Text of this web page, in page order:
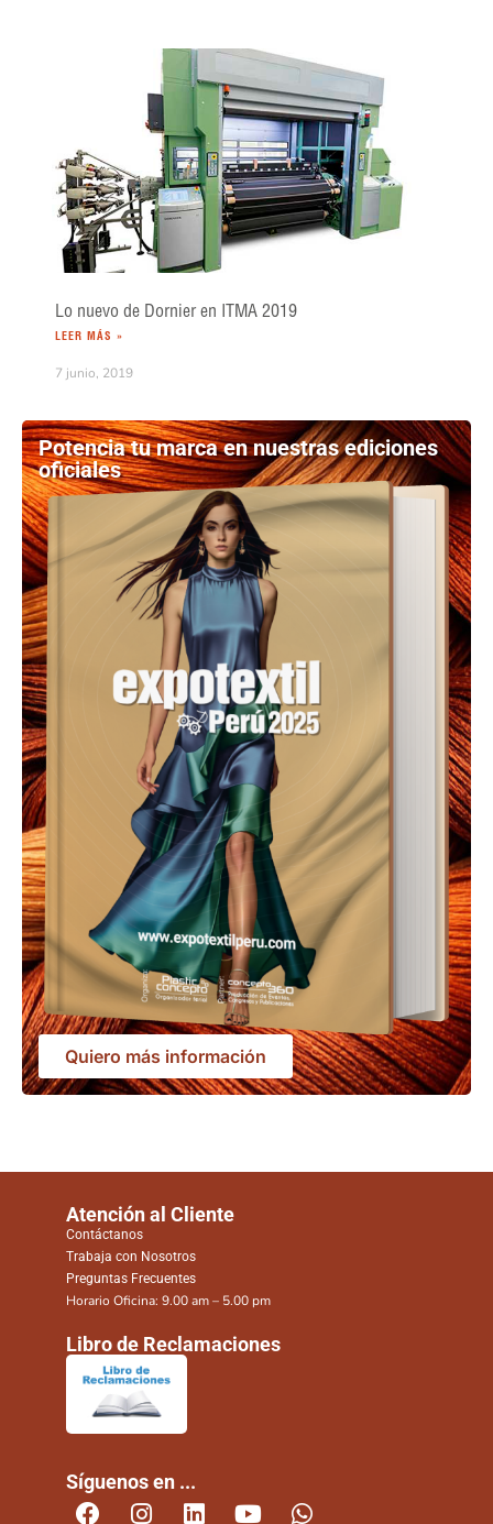
Lo nuevo de Dornier en ITMA 2019
LEER MÁS »
7 junio, 2019
Potencia tu marca en nuestras ediciones
oficiales
Quiero más información
Atención al Cliente
Contáctanos
Trabaja con Nosotros
Preguntas Frecuentes
Horario Oficina: 9.00 am – 5.00 pm
Libro de Reclamaciones
Síguenos en ...